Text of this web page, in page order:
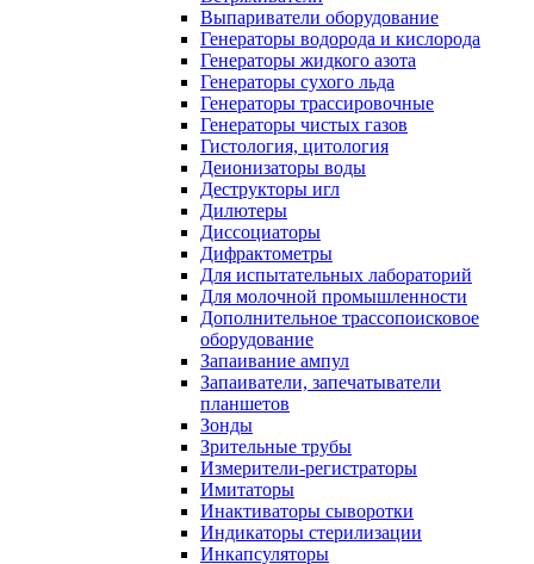
Выпариватели оборудование
Генераторы водорода и кислорода
Генераторы жидкого азота
Генераторы сухого льда
Генераторы трассировочные
Генераторы чистых газов
Гистология, цитология
Деионизаторы воды
Деструкторы игл
Дилютеры
Диссоциаторы
Дифрактометры
Для испытательных лабораторий
Для молочной промышленности
Дополнительное трассопоисковое
оборудование
Запаивание ампул
Запаиватели, запечатыватели
планшетов
Зонды
Зрительные трубы
Измерители-регистраторы
Имитаторы
Инактиваторы сыворотки
Индикаторы стерилизации
Инкапсуляторы